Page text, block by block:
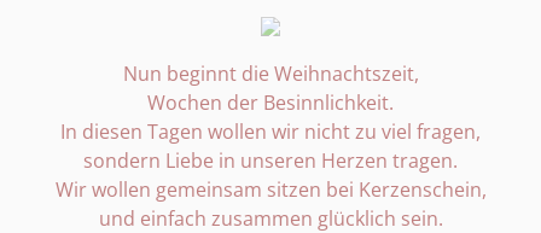
Nun beginnt die Weihnachtszeit,
Wochen der Besinnlichkeit.
In diesen Tagen wollen wir nicht zu viel fragen,
sondern Liebe in unseren Herzen tragen.
Wir wollen gemeinsam sitzen bei Kerzenschein,
und einfach zusammen glücklich sein.